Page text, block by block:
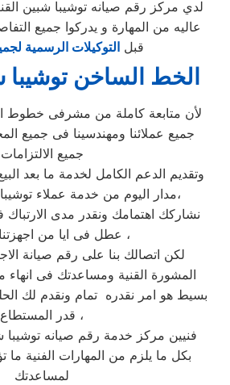
لدي مركز رقم صيانه توشيبا شبين
عاليه من المهارة و يدركوا جميع
قبلالتوكيلات الرسمية
الخط الساخن توشيبا
لأن متابعة كاملة من مشرفى خطوط
جميع عملائنا ومهندسينا فى جميع
جميع الالتزامات
وتقديم الدعم الكامل لخدمة ما بعد
مدار اليوم من خدمة عملاء توشيبا فى شبين القناطر،
نشاركك اهتمامك ونقدر مدى
عطل فى ايا من اجهزتنا المنزلية ،
لكن اتصالك بنا على رقم صيانة
المشورة القنية ومساعدتك فى
بسيط هو امر نقدره تمام ونقدم لك
قدر المستطاع ،
فنيين مركز خدمة رقم صيانه توشيبا
بكل ما يلزم من المهارات الفنية ما
لمساعدتك